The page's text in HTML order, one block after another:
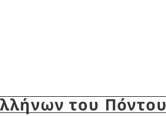
του Πόντου